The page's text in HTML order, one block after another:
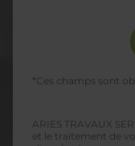
*Ces champs sont
ARIES TRAVAUX
et le traitement de